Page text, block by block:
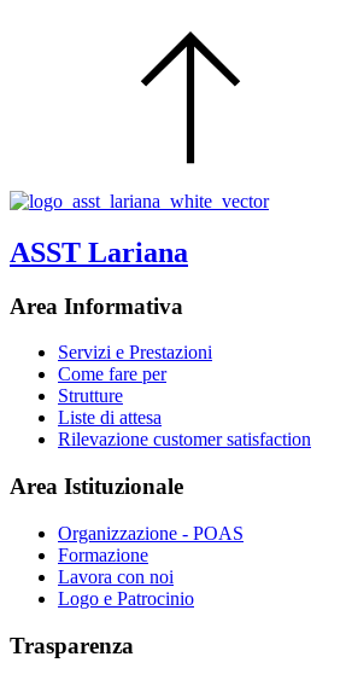
ASST Lariana
Area Informativa
Servizi e Prestazioni
Come fare per
Strutture
Liste di attesa
Rilevazione customer satisfaction
Area Istituzionale
Organizzazione - POAS
Formazione
Lavora con noi
Logo e Patrocinio
Trasparenza